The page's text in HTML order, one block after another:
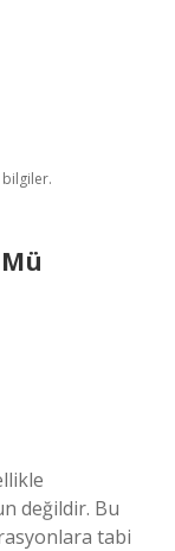
bilgiler.
değildir. Bu
tabi